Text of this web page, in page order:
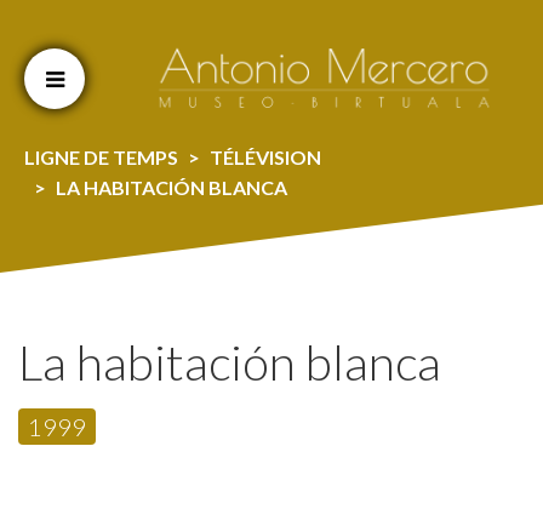
LIGNE DE TEMPS
TÉLÉVISION
LA HABITACIÓN BLANCA
La habitación blanca
1999